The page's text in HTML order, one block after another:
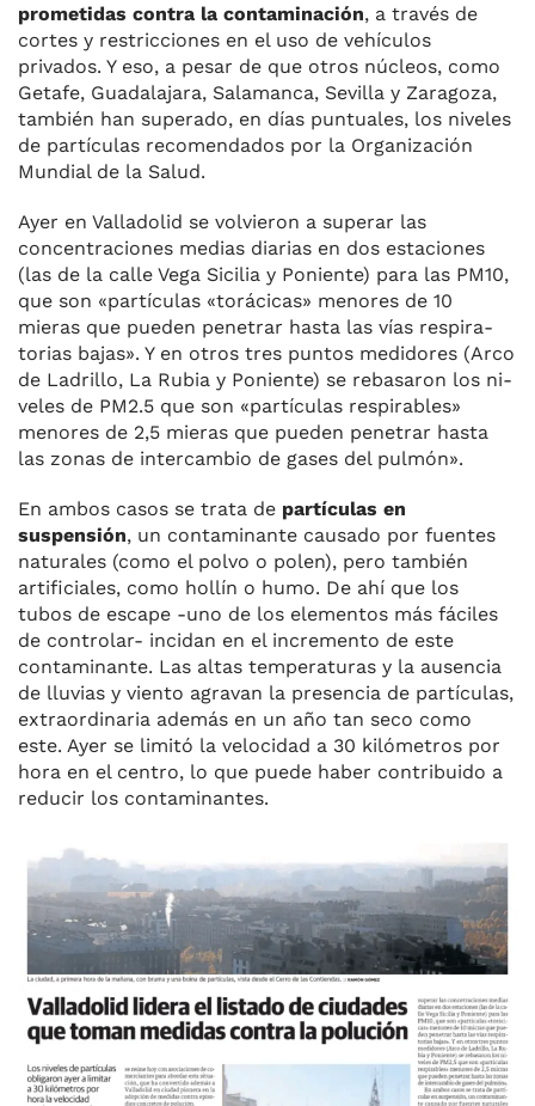
prometidas contra la contaminación, a través de
cortes y restricciones en el uso de vehículos
privados. Y eso, a pesar de que otros núcleos, como
Getafe, Guadalajara, Salamanca, Se­villa y Zaragoza,
también han supe­rado, en días puntuales, los niveles
de partículas recomendados por la Organización
Mundial de la Salud.
Ayer en Valladolid se volvieron a superar las
concentraciones medias diarias en dos estaciones
(las de la ca­lle Vega Sicilia y Poniente) para las PM10,
que son «partículas «toráci­cas» menores de 10
mieras que pue­den penetrar hasta las vías respira­
torias bajas». Y en otros tres puntos medidores (Arco
de Ladrillo, La Ru­bia y Poniente) se rebasaron los ni­
veles de PM2.5 que son «partículas respirables»
menores de 2,5 mieras que pueden penetrar hasta
las zonas de intercambio de gases del pulmón».
En ambos casos se trata de partí­culas en
suspensión, un contaminan­te causado por fuentes
naturales (como el polvo o polen), pero tam­bién
artificiales, como hollín o humo. De ahí que los
tubos de escape -uno de los elementos más fáciles
de con­trolar- incidan en el incremento de este
contaminante. Las altas tempe­raturas y la ausencia
de lluvias y vien­to agravan la presencia de partículas,
extraordinaria además en un año tan seco como
este. Ayer se limitó la ve­locidad a 30 kilómetros por
hora en el centro, lo que puede haber contri­buido a
reducir los contaminantes.